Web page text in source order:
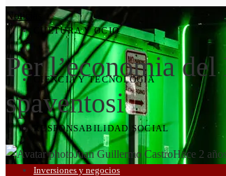
CULTURA Y OCIO
CIENCIA Y TECNOLOGÍA
RESPONSABILIDAD SOCIAL
Inversiones y negocios
Noticias
Per l’economia
spaventosi
Juan Guillermo CastroHace 2